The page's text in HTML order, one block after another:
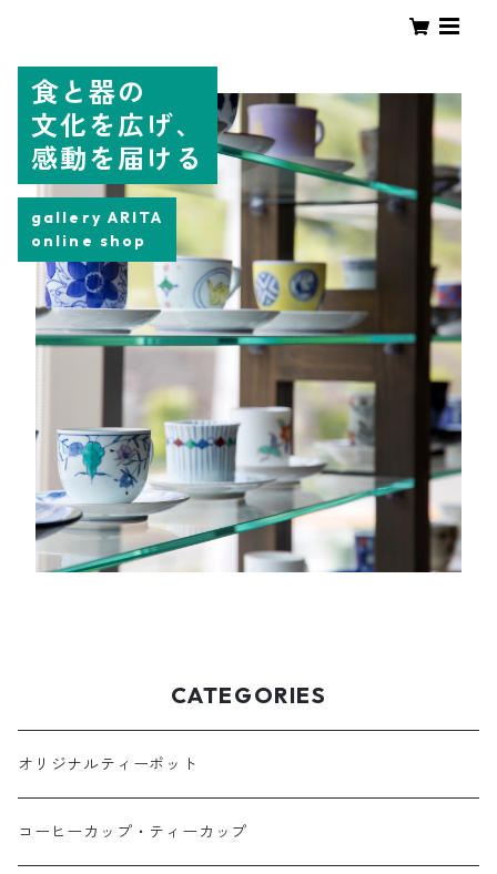
食と器の
文化を広げ、
感動を届ける
gallery ARITA
online shop
CATEGORIES
オリジナルティーポット
コーヒーカップ・ティーカップ